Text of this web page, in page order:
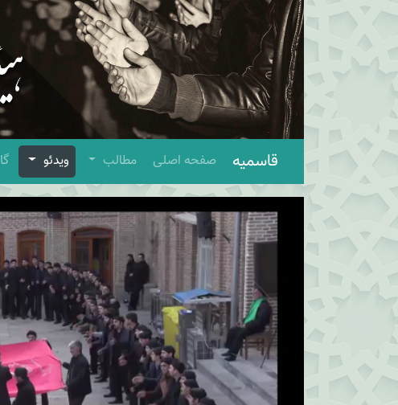
قاسمیه صفحه اصلی مطالب ویدئو